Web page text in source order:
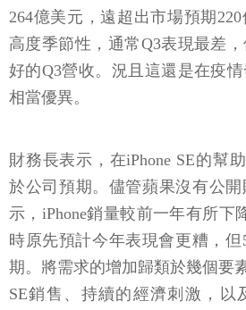
264億美元，遠超出市場預期
高度季節性，通常Q3表現最差
好的Q3營收。況且這還是在疫
相當優異。
財務長表示，在iPhone SE的幫
於公司預期。儘管蘋果沒有公
示，iPhone銷量較前一年有所下
時原先預計今年表現會更糟，
期。將需求的增加歸類於幾個要
SE銷售、持續的經濟刺激，以